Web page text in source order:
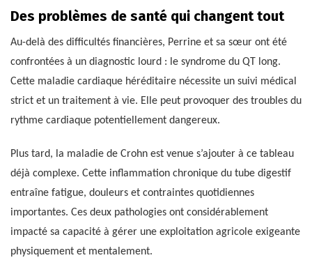
Des problèmes de santé qui changent tout
Au-delà des difficultés financières, Perrine et sa sœur ont été
confrontées à un diagnostic lourd : le syndrome du QT long.
Cette maladie cardiaque héréditaire nécessite un suivi médical
strict et un traitement à vie. Elle peut provoquer des troubles du
rythme cardiaque potentiellement dangereux.
Plus tard, la maladie de Crohn est venue s’ajouter à ce tableau
déjà complexe. Cette inflammation chronique du tube digestif
entraîne fatigue, douleurs et contraintes quotidiennes
importantes. Ces deux pathologies ont considérablement
impacté sa capacité à gérer une exploitation agricole exigeante
physiquement et mentalement.